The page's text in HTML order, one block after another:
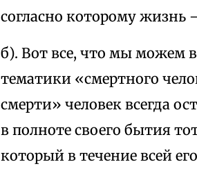
согласно которому жизнь
б). Вот все, что мы можем
тематики «смертного
смерти» человек всегда
в полноте своего бытия
который в течение всей